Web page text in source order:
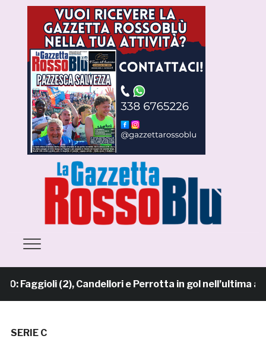
(2), Candellori e Perrotta in gol nell’ultima
SERIE C